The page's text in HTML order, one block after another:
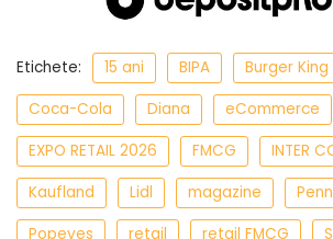
Etichete: 15 ani BIPA Burger King
Coca-Cola
Diana
eCommerce
EXPO RETAIL 2026
FMCG
INTER
Kaufland
Lidl magazine
Popeyes
retail retail FMCG